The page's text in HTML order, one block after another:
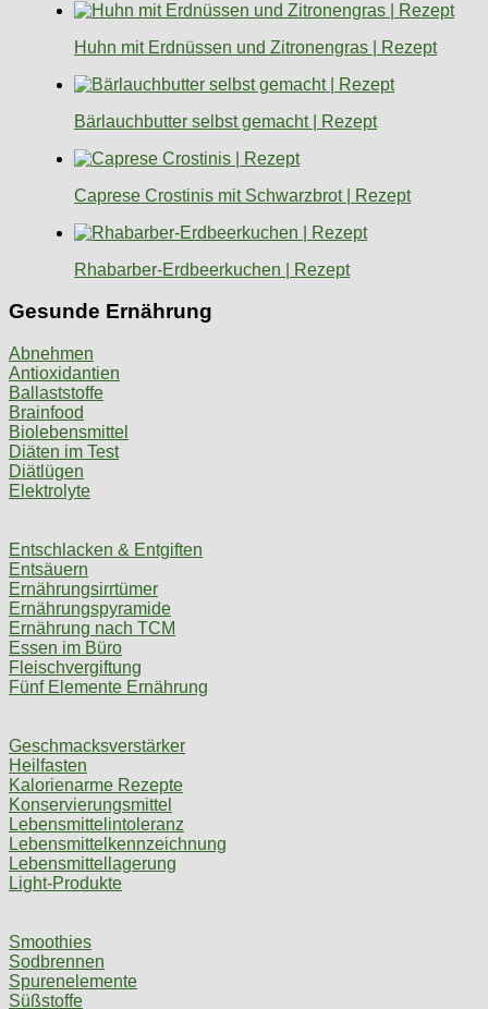
Huhn mit Erdnüssen und Zitronengras | Rezept
Bärlauchbutter selbst gemacht | Rezept
Caprese Crostinis mit Schwarzbrot | Rezept
Rhabarber-Erdbeerkuchen | Rezept
Gesunde Ernährung
Abnehmen
Antioxidantien
Ballaststoffe
Brainfood
Biolebensmittel
Diäten im Test
Diätlügen
Elektrolyte
Entschlacken & Entgiften
Entsäuern
Ernährungsirrtümer
Ernährungspyramide
Ernährung nach TCM
Essen im Büro
Fleischvergiftung
Fünf Elemente Ernährung
Geschmacksverstärker
Heilfasten
Kalorienarme Rezepte
Konservierungsmittel
Lebensmittelintoleranz
Lebensmittelkennzeichnung
Lebensmittellagerung
Light-Produkte
Smoothies
Sodbrennen
Spurenelemente
Süßstoffe